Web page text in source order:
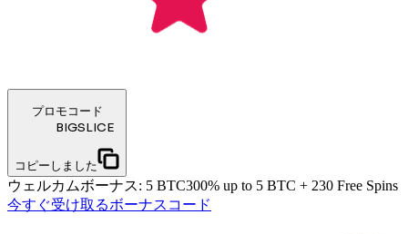
プロモコード
BIGSLICE
コピーしました
ウェルカムボーナス: 5 BTC300% up to 5 BTC + 230 Free Spins
今すぐ受け取るボーナスコード